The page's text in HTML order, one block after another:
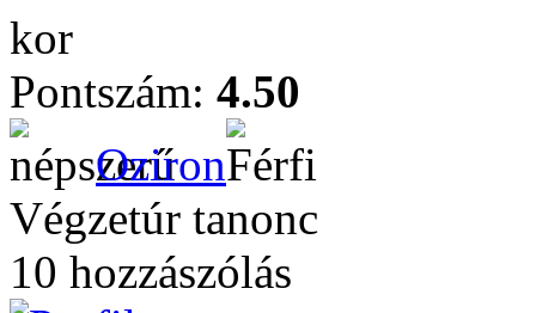
kor
Pontszám: 4.50
Oziron
Végzetúr tanonc
10 hozzászólás